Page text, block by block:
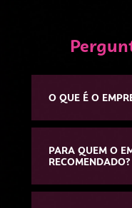
O QUE É O
PARA QUEM O
RECOMENDADO?